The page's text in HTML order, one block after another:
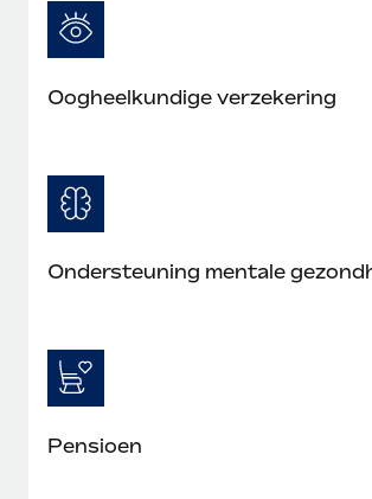
Oogheelkundige verzekering
Ondersteuning mentale
Pensioen